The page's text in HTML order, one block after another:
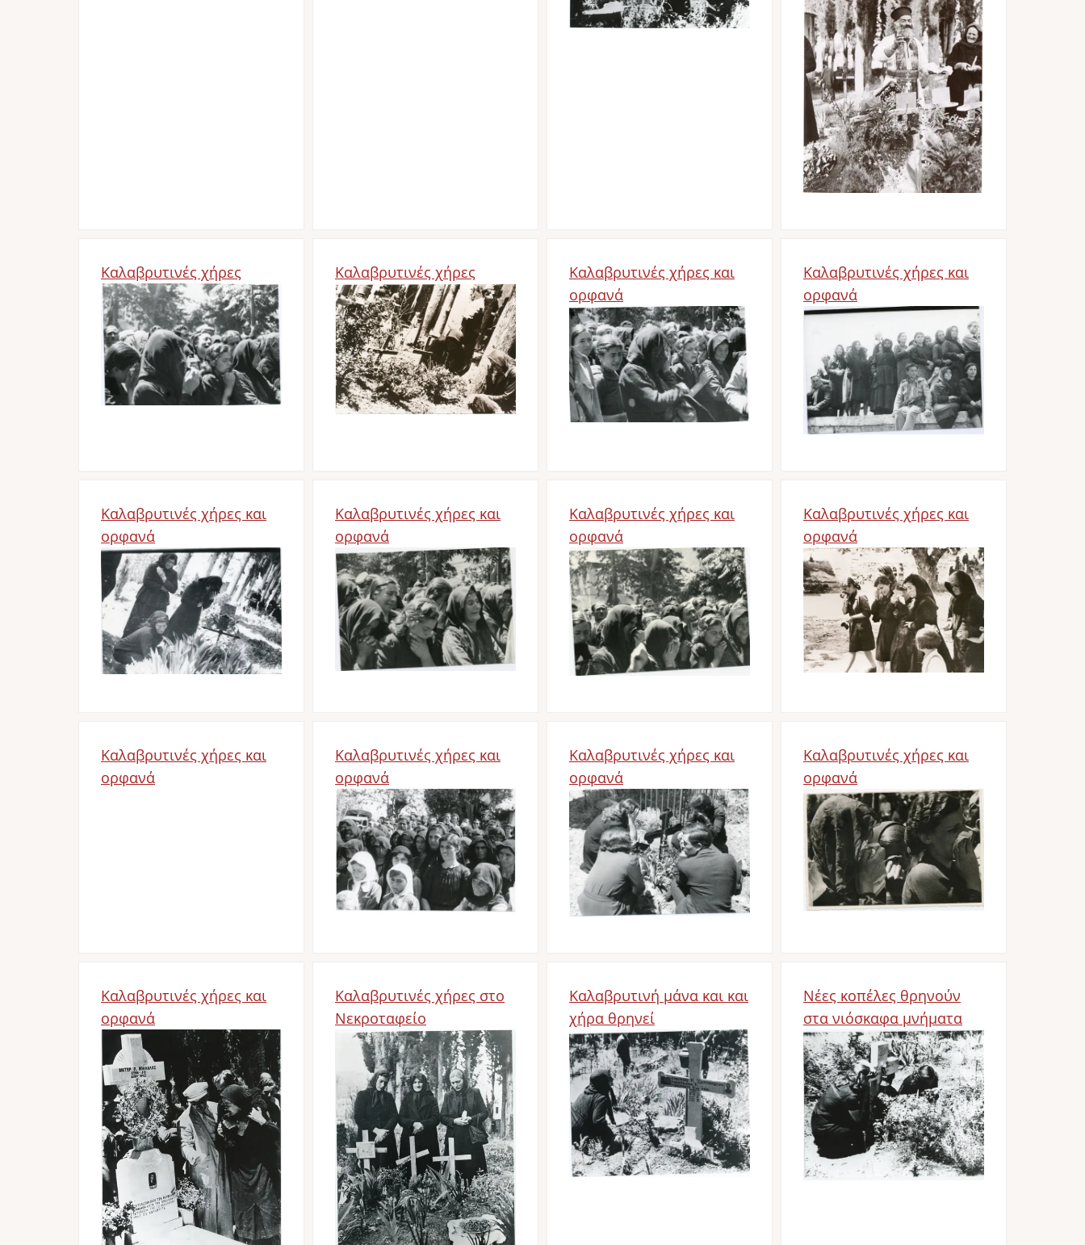
Καλαβρυτινές χήρες
Bild
Καλαβρυτινές χήρες
Bild
Καλαβρυτινές χήρες και
ορφανά
Bild
Καλαβρυτινές χήρες και
ορφανά
Bild
Καλαβρυτινές χήρες και
ορφανά
Bild
Καλαβρυτινές χήρες και
ορφανά
Bild
Καλαβρυτινές χήρες και
ορφανά
Bild
Καλαβρυτινές χήρες και
ορφανά
Bild
Καλαβρυτινές χήρες και
ορφανά
Καλαβρυτινές χήρες και
ορφανά
Bild
Καλαβρυτινές χήρες και
ορφανά
Bild
Καλαβρυτινές χήρες και
ορφανά
Bild
Καλαβρυτινές χήρες και
ορφανά
Bild
Καλαβρυτινές χήρες στο
Νεκροταφείο
Bild
Καλαβρυτινή μάνα και και
χήρα θρηνεί
Bild
Νέες κοπέλες θρηνούν
στα νιόσκαφα μνήματα
Bild